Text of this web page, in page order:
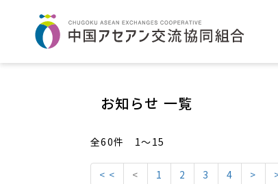
お知らせ 一覧
全60件 1〜15
< < < 1 2 3 4 >